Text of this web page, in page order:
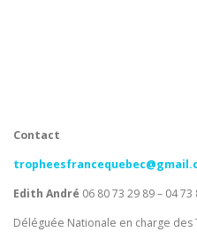
Contact
Edith André 06 80 73 29 89 – 04 73
Déléguée Nationale en charge des